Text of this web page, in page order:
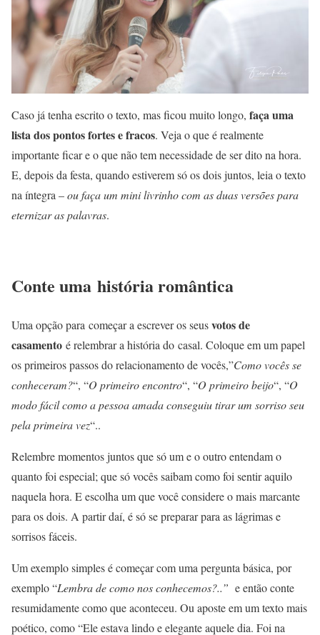
Caso já tenha escrito o texto, mas ficou muito longo, faça uma
lista dos pontos fortes e fracos. Veja o que é realmente
importante ficar e o que não tem necessidade de ser dito na hora.
E, depois da festa, quando estiverem só os dois juntos, leia o texto
na íntegra –ou faça um mini livrinho com as duas versões para
eternizar as palavras.
Conte uma história romântica
Uma opção para começar a escrever os seusvotos de
casamento é relembrar a história do casal. Coloque em um papel
os primeiros passos do relacionamento de vocês,”Como vocês se
conheceram?“, “O primeiro encontro“, “O primeiro beijo“, “O
modo fácil como a pessoa amada conseguiu tirar um sorriso seu
pela primeira vez“..
Relembre momentos juntos que só um e o outro entendam o
quanto foi especial; que só vocês saibam como foi sentir aquilo
naquela hora. E escolha um que você considere o mais marcante
para os dois. A partir daí, é só se preparar para as lágrimas e
sorrisos fáceis.
Um exemplo simples é começar com uma pergunta básica, por
exemplo “Lembra de como nos conhecemos?..” e então conte
resumidamente como que aconteceu. Ou aposte em um texto mais
poético, como “Ele estava lindo e elegante aquele dia. Foi na